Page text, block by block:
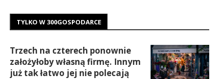
TYLKO W 300GOSPODARCE
Trzech na czterech ponownie
założyłoby własną firmę. Innym
już tak łatwo jej nie polecają